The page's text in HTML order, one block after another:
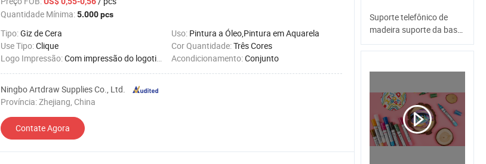
Quantidade Mínima:5.000 pcs
Tipo:Giz de Cera Uso: Pintura a Óleo,Pintura em Aquarela
Use Tipo:Clique Cor Quantidade:Três Cores
Logo Impressão:Com impressão do logotipo Acondicionamento:Conjunto
Ningbo Artdraw Supplies Co., Ltd.
Província: Zhejiang, China
Contate Agora
Suporte telefônico de
madeira suporte da base
do suporte de telemóvel
acessórios SUPORTE